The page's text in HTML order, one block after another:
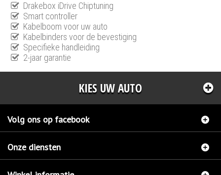
Drakebox iDrive Chiptuning
Smart controller
Kabelboom voor uw auto
Kabelbinders voor de bevestiging
Specifieke handleiding
2-jaar garantie
KIES UW AUTO
Volg ons op facebook
Onze diensten